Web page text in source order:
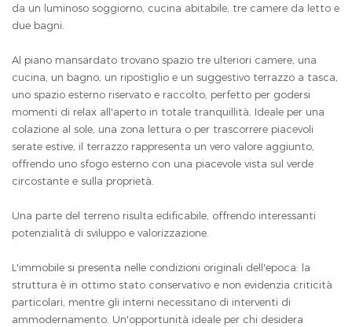
da un luminoso soggiorno, cucina abitabile, tre camere da letto e
due bagni.
Al piano mansardato trovano spazio tre ulteriori camere, una
cucina, un bagno, un ripostiglio e un suggestivo terrazzo a tasca,
uno spazio esterno riservato e raccolto, perfetto per godersi
momenti di relax all'aperto in totale tranquillità. Ideale per una
colazione al sole, una zona lettura o per trascorrere piacevoli
serate estive, il terrazzo rappresenta un vero valore aggiunto,
offrendo uno sfogo esterno con una piacevole vista sul verde
circostante e sulla proprietà.
Una parte del terreno risulta edificabile, offrendo interessanti
potenzialità di sviluppo e valorizzazione.
L'immobile si presenta nelle condizioni originali dell'epoca: la
struttura è in ottimo stato conservativo e non evidenzia criticità
particolari, mentre gli interni necessitano di interventi di
ammodernamento. Un'opportunità ideale per chi desidera